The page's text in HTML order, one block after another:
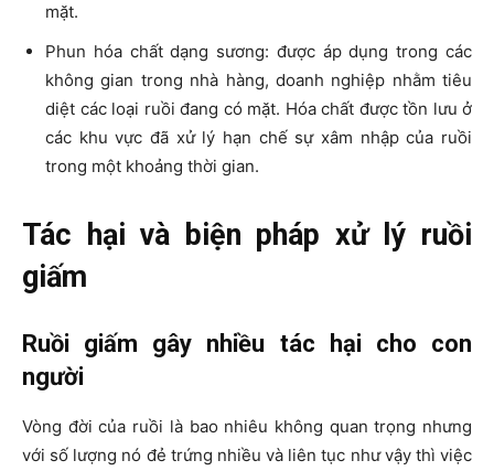
mặt.
Phun hóa chất dạng sương: được áp dụng trong các
không gian trong nhà hàng, doanh nghiệp nhằm tiêu
diệt các loại ruồi đang có mặt. Hóa chất được tồn lưu ở
các khu vực đã xử lý hạn chế sự xâm nhập của ruồi
trong một khoảng thời gian.
Tác hại và biện pháp xử lý ruồi
giấm
Ruồi giấm gây nhiều tác hại cho con
người
Vòng đời của ruồi là bao nhiêu không quan trọng nhưng
với số lượng nó đẻ trứng nhiều và liên tục như vậy thì việc